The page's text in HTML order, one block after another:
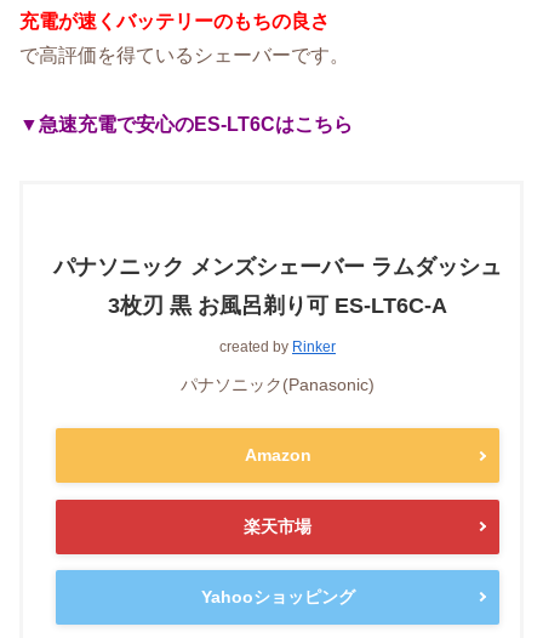
充電が速くバッテリーのもちの良さ
で高評価を得ているシェーバーです。
▼急速充電で安心のES-LT6Cはこちら
パナソニック メンズシェーバー ラムダッシュ
3枚刃 黒 お風呂剃り可 ES-LT6C-A
created by Rinker
パナソニック(Panasonic)
Amazon
楽天市場
Yahooショッピング